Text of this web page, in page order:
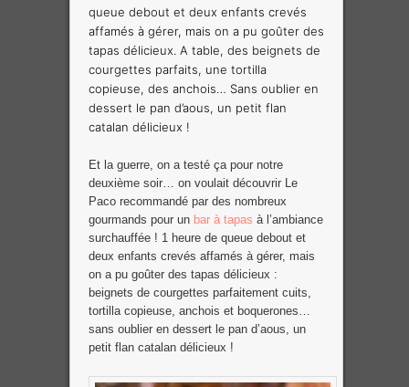
queue debout et deux enfants crevés
affamés à gérer, mais on a pu goûter des
tapas délicieux. A table, des beignets de
courgettes parfaits, une tortilla
copieuse, des anchois… Sans oublier en
dessert le pan d’aous, un petit flan
catalan délicieux !
Et la guerre, on a testé ça pour notre
deuxième soir… on voulait découvrir Le
Paco recommandé par des nombreux
gourmands pour un bar à tapas à l’ambiance
surchauffée ! 1 heure de queue debout et
deux enfants crevés affamés à gérer, mais
on a pu goûter des tapas délicieux :
beignets de courgettes parfaitement cuits,
tortilla copieuse, anchois et boquerones…
sans oublier en dessert le pan d’aous, un
petit flan catalan délicieux !